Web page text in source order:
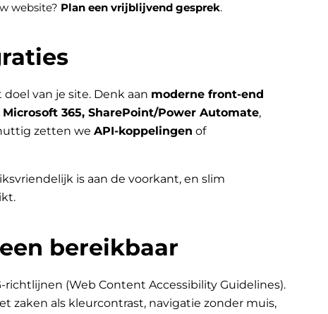
website? Plan een vrijblijvend gesprek.
van je site. Denk aan moderne front-end
Microsoft 365, SharePoint/Power Automate,
zetten we API-koppelingen of
is aan de voorkant, en slim
bereikbaar
(Web Content Accessibility Guidelines).
als kleurcontrast, navigatie zonder muis,